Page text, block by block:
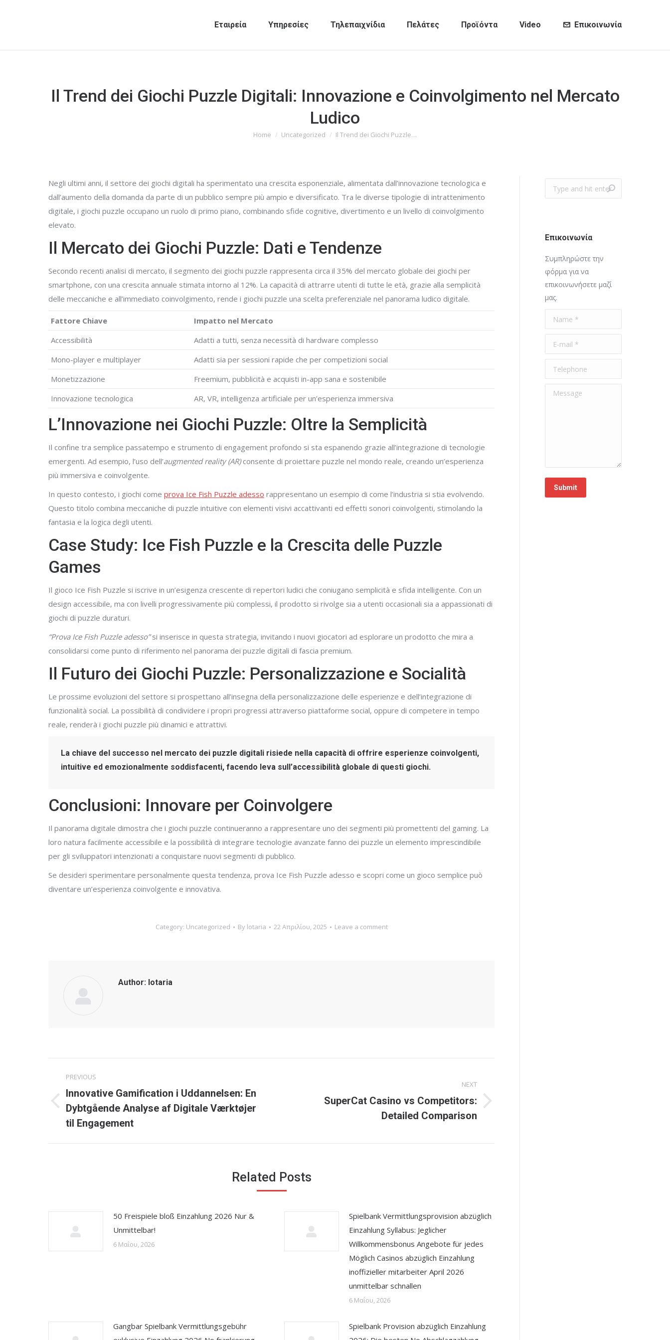
Εταιρεία Υπηρεσίες Τηλεπαιχνίδια Πελάτες Προϊόντα Video Επικοινωνία
Il Trend dei Giochi Puzzle Digitali: Innovazione e Coinvolgimento nel Mercato
Ludico
You are here:
Home Uncategorized Il Trend dei Giochi Puzzle…
Negli ultimi anni, il settore dei giochi digitali ha sperimentato una crescita esponenziale, alimentata dall’innovazione tecnologica e
dall’aumento della domanda da parte di un pubblico sempre più ampio e diversificato. Tra le diverse tipologie di intrattenimento
digitale, i giochi puzzle occupano un ruolo di primo piano, combinando sfide cognitive, divertimento e un livello di coinvolgimento
elevato.
Il Mercato dei Giochi Puzzle: Dati e Tendenze
Secondo recenti analisi di mercato, il segmento dei giochi puzzle rappresenta circa il 35% del mercato globale dei giochi per
smartphone, con una crescita annuale stimata intorno al 12%. La capacità di attrarre utenti di tutte le età, grazie alla semplicità
delle meccaniche e all’immediato coinvolgimento, rende i giochi puzzle una scelta preferenziale nel panorama ludico digitale.
Fattore Chiave
Impatto nel Mercato
Accessibilità
Adatti a tutti, senza necessità di hardware complesso
Mono-player e multiplayer
Adatti sia per sessioni rapide che per competizioni social
Monetizzazione
Freemium, pubblicità e acquisti in-app sana e sostenibile
Innovazione tecnologica
AR, VR, intelligenza artificiale per un’esperienza immersiva
L’Innovazione nei Giochi Puzzle: Oltre la Semplicità
Il confine tra semplice passatempo e strumento di engagement profondo si sta espanendo grazie all’integrazione di tecnologie
emergenti. Ad esempio, l’uso dell’augmented reality (AR)consente di proiettare puzzle nel mondo reale, creando un’esperienza
più immersiva e coinvolgente.
In questo contesto, i giochi come prova Ice Fish Puzzle adesso rappresentano un esempio di come l’industria si stia evolvendo.
Questo titolo combina meccaniche di puzzle intuitive con elementi visivi accattivanti ed effetti sonori coinvolgenti, stimolando la
fantasia e la logica degli utenti.
Case Study: Ice Fish Puzzle e la Crescita delle Puzzle
Games
Il gioco Ice Fish Puzzle si iscrive in un’esigenza crescente di repertori ludici che coniugano semplicità e sfida intelligente. Con un
design accessibile, ma con livelli progressivamente più complessi, il prodotto si rivolge sia a utenti occasionali sia a appassionati di
giochi di puzzle duraturi.
“Prova Ice Fish Puzzle adesso”si inserisce in questa strategia, invitando i nuovi giocatori ad esplorare un prodotto che mira a
consolidarsi come punto di riferimento nel panorama dei puzzle digitali di fascia premium.
Il Futuro dei Giochi Puzzle: Personalizzazione e Socialità
Le prossime evoluzioni del settore si prospettano all’insegna della personalizzazione delle esperienze e dell’integrazione di
funzionalità social. La possibilità di condividere i propri progressi attraverso piattaforme social, oppure di competere in tempo
reale, renderà i giochi puzzle più dinamici e attrattivi.
La chiave del successo nel mercato dei puzzle digitali risiede nella capacità di offrire esperienze coinvolgenti,
intuitive ed emozionalmente soddisfacenti, facendo leva sull’accessibilità globale di questi giochi.
Conclusioni: Innovare per Coinvolgere
Il panorama digitale dimostra che i giochi puzzle continueranno a rappresentare uno dei segmenti più promettenti del gaming. La
loro natura facilmente accessibile e la possibilità di integrare tecnologie avanzate fanno dei puzzle un elemento imprescindibile
per gli sviluppatori intenzionati a conquistare nuovi segmenti di pubblico.
Se desideri sperimentare personalmente questa tendenza, prova Ice Fish Puzzle adesso e scopri come un gioco semplice può
diventare un’esperienza coinvolgente e innovativa.
Category: Uncategorized By lotaria 22 Απριλίου, 2025 Leave a comment
Author: lotaria
navigation
PREVIOUS
Previous
post:
Innovative Gamification i Uddannelsen: En
Dybtgående Analyse af Digitale Værktøjer
til Engagement
NEXT
SuperCat Casino vs Competitors:
Detailed Comparison
Related Posts
50 Freispiele bloß Einzahlung 2026 Nur &
Unmittelbar!
6 Μαΐου, 2026
Spielbank Vermittlungsprovision abzüglich
Einzahlung Syllabus: Jeglicher
Willkommensbonus Angebote für jedes
Möglich Casinos abzüglich Einzahlung
inoffizieller mitarbeiter April 2026
unmittelbar schnallen
6 Μαΐου, 2026
Gangbar Spielbank Vermittlungsgebühr
Spielbank Provision abzüglich Einzahlung
Search:
Επικοινωνία
Συμπληρώστε την
φόρμα για να
επικοινωνήσετε μαζί
μας.
Name *
E-mail *
Telephone
Message
Submit